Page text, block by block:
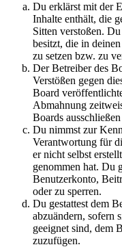
Du erklärst mit der
Inhalte enthält, die
Sitten verstoßen.
besitzt, die in
zu setzen bzw. zu
Der Betreiber des
Verstößen gegen
Board
Abmahnung
Boards
Du nimmst zur
Verantwortung für
er nicht selbst
genommen hat. Du
Benutzerkonto,
oder zu sperren.
Du gestattest dem
abzuändern, sofern
geeignet sind, dem
zuzufügen.